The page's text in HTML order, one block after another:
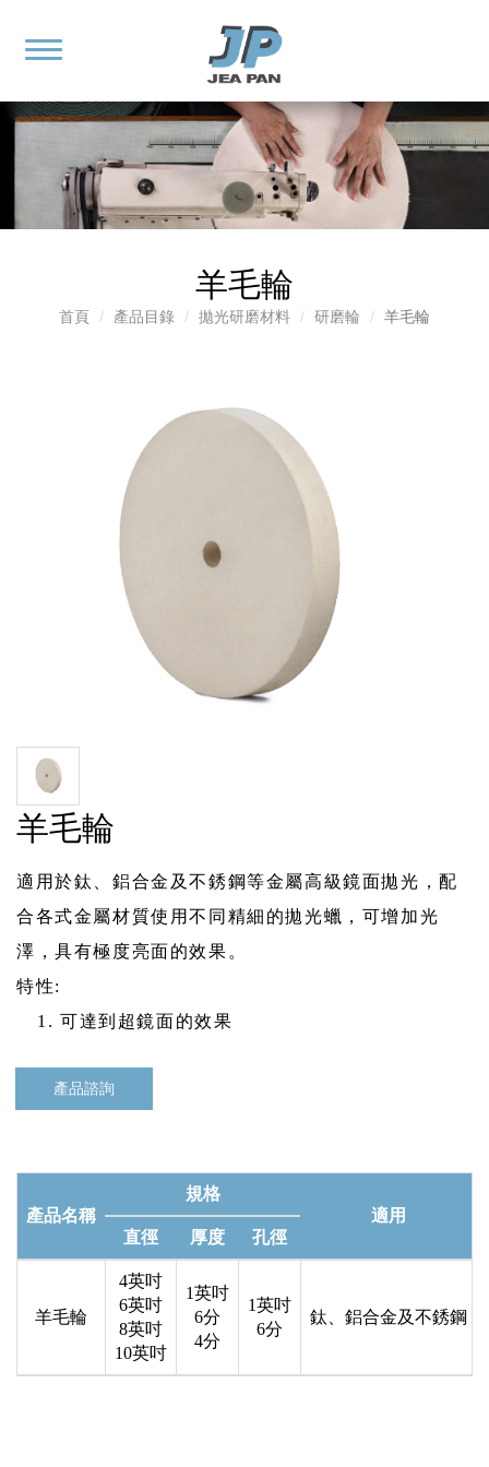
羊毛輪
首頁 產品目錄 拋光研磨材料 研磨輪 羊毛輪
羊毛輪
適用於鈦、鋁合金及不銹鋼等金屬高級鏡面拋光，配
合各式金屬材質使用不同精細的拋光蠟，可增加光
澤，具有極度亮面的效果。
特性:
可達到超鏡面的效果
產品諮詢
產品名稱
規格
適用
直徑
厚度 孔徑
羊毛輪
4英吋
6英吋
8英吋
10英吋
1英吋
6分
4分
1英吋
6分
鈦、鋁合金及不銹鋼